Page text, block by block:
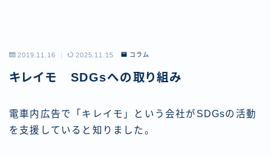
2019.11.16 2025.11.15 コラム
キレイモ SDGsへの取り組み
電車内広告で「キレイモ」という会社がSDGsの活動
を支援していると知りました。